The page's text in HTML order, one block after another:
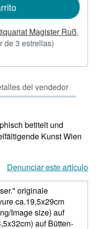
Magister Ruß,
de 3 estrellas)
vendedor:
de
5
del vendedor
betitelt und
Kunst Wien
Denunciar este artículo
originale
ca.19,5x29cm
Image size) auf
auf Bütten-